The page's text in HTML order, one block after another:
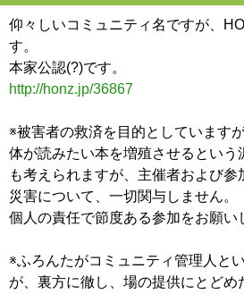
仰々しいコミュニティ名ですが、
す。
本家公認(?)です。
http://honz.jp/36867
※被害者の救済を目的としています
体が読みたい本を増殖させるという
も考えられますが、主催者および参
災害について、一切関与しません。
個人の責任で節度ある参加をお願い
※ふろんたがコミュニティ管理人と
が、裏方に徹し、場の提供にとどめ